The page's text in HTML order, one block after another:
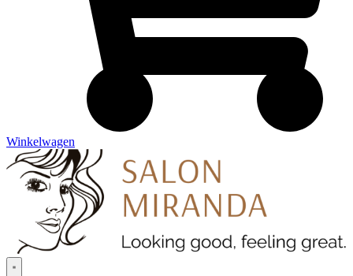
Winkelwagen